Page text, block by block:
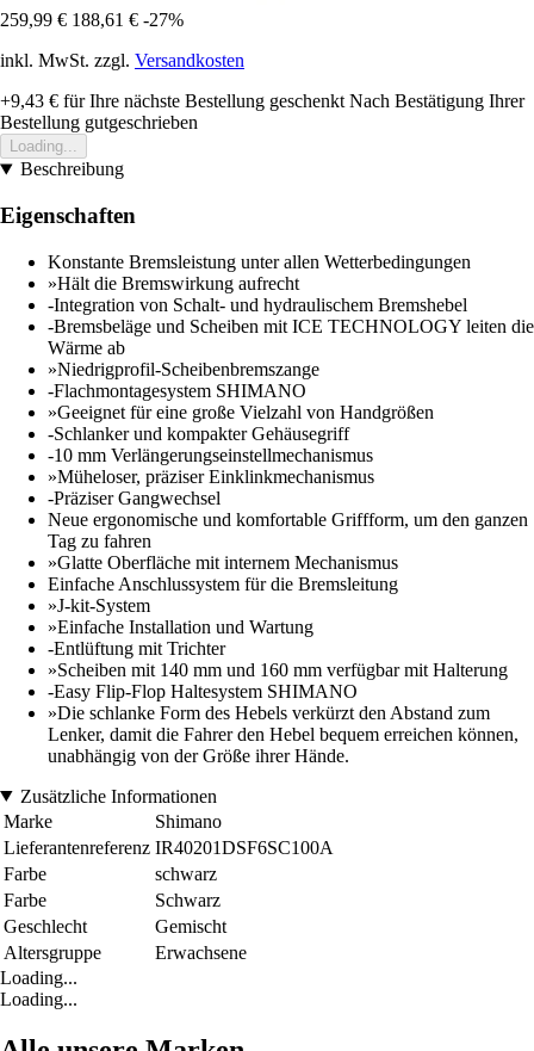
259,99 € 188,61 € -27%
inkl. MwSt. zzgl. Versandkosten
+9,43 € für Ihre nächste Bestellung geschenkt Nach Bestätigung Ihrer
Bestellung gutgeschrieben
Loading...
Beschreibung
Eigenschaften
Konstante Bremsleistung unter allen Wetterbedingungen
»Hält die Bremswirkung aufrecht
-Integration von Schalt- und hydraulischem Bremshebel
-Bremsbeläge und Scheiben mit ICE TECHNOLOGY leiten die
Wärme ab
»Niedrigprofil-Scheibenbremszange
-Flachmontagesystem SHIMANO
»Geeignet für eine große Vielzahl von Handgrößen
-Schlanker und kompakter Gehäusegriff
-10 mm Verlängerungseinstellmechanismus
»Müheloser, präziser Einklinkmechanismus
-Präziser Gangwechsel
Neue ergonomische und komfortable Griffform, um den ganzen
Tag zu fahren
»Glatte Oberfläche mit internem Mechanismus
Einfache Anschlussystem für die Bremsleitung
»J-kit-System
»Einfache Installation und Wartung
-Entlüftung mit Trichter
»Scheiben mit 140 mm und 160 mm verfügbar mit Halterung
-Easy Flip-Flop Haltesystem SHIMANO
»Die schlanke Form des Hebels verkürzt den Abstand zum
Lenker, damit die Fahrer den Hebel bequem erreichen können,
unabhängig von der Größe ihrer Hände.
Zusätzliche Informationen
Marke
Shimano
Lieferantenreferenz IR40201DSF6SC100A
Farbe
schwarz
Farbe
Schwarz
Geschlecht
Gemischt
Altersgruppe
Erwachsene
Loading...
Loading...